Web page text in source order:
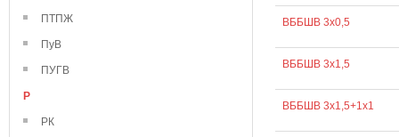
ПТПЖ
ПуВ
ПУГВ
Р
РК
ВББШВ 3х0,5
ВББШВ 3х1,5
ВББШВ 3х1,5+1х1